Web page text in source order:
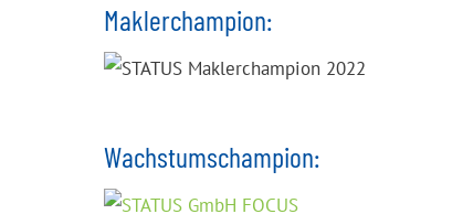
Maklerchampion:
Wachstumschampion: